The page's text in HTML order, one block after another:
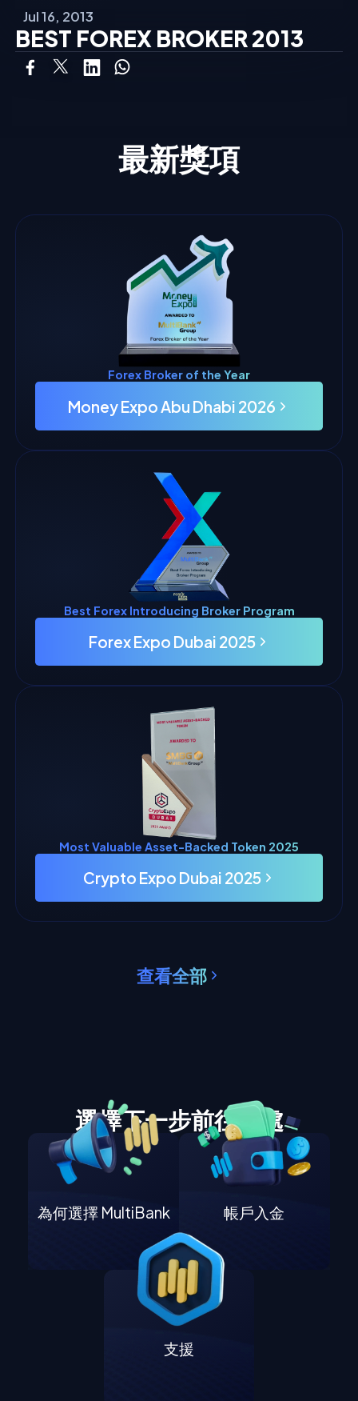
Jul 16, 2013
BEST FOREX BROKER 2013
最新獎項
Forex Broker of the Year
Money Expo Abu Dhabi 2026
Best Forex Introducing Broker Program
Forex Expo Dubai 2025
Most Valuable Asset-Backed Token 2025
Crypto Expo Dubai 2025
查看全部
選擇下一步前往何處
為何選擇 MultiBank 帳戶入金
支援